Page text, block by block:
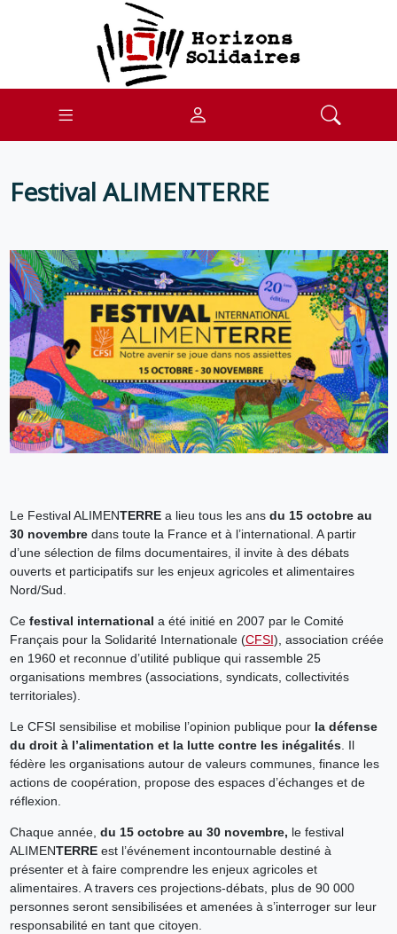
Festival ALIMENTERRE
Le Festival ALIMENTERREa lieu tous les ans du 15 octobre au
30 novembredans toute la France et à l’international. A partir
d’une sélection de films documentaires, il invite à des débats
ouverts et participatifs sur les enjeux agricoles et alimentaires
Nord/Sud.
Ce festival international a été initié en 2007 par le Comité
Français pour la Solidarité Internationale (CFSI), association créée
en 1960 et reconnue d’utilité publique qui rassemble 25
organisations membres (associations, syndicats, collectivités
territoriales).
Le CFSI sensibilise et mobilise l’opinion publique pour la défense
du droit à l’alimentation et la lutte contre les inégalités. Il
fédère les organisations autour de valeurs communes, finance les
actions de coopération, propose des espaces d’échanges et de
réflexion.
Chaque année, du 15 octobre au 30 novembre, le festival
ALIMENTERREest l’événement incontournable destiné à
présenter et à faire comprendre les enjeux agricoles et
alimentaires. A travers ces projections-débats, plus de 90 000
personnes seront sensibilisées et amenées à s’interroger sur leur
responsabilité en tant que citoyen.